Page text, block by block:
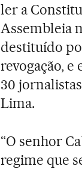
ler a
Assembleia
destituído
revogação, e
30
Lima.
“O senhor
regime que